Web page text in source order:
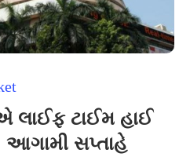
લાઈફ ટાઈમ હાઈ
આગામી સપ્તાહે